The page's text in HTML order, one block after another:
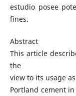
estudio posee
fines.
Abstract
This article
the
view to its usage
Portland cement